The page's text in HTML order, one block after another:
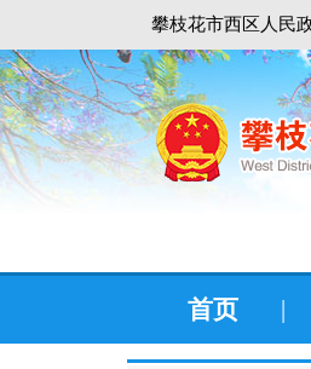
攀枝花市西区人民
首页 |